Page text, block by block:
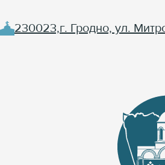
230023,г. Гродно, ул.